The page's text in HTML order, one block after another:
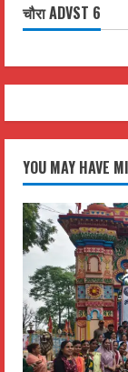
चौरा ADVST 6
YOU MAY HAVE